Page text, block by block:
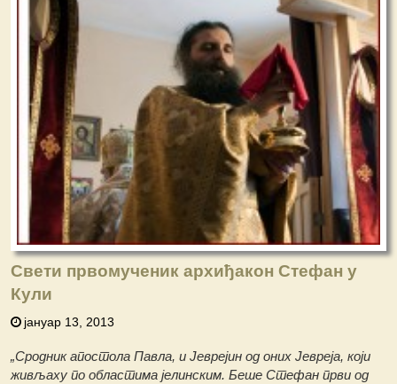
Свети првомученик архиђакон Стефан у
Кули
јануар 13, 2013
„Сродник апостола Павла, и Јеврејин од оних Јевреја, који
живљаху по областима јелинским. Беше Стефан први од